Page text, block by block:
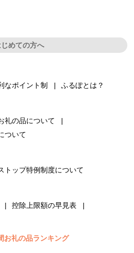
じめての方へ
なポイント制 ふるぽとは？
礼の品について
ついて
トップ特例制度について
控除上限額の早見表
お礼の品ランキング